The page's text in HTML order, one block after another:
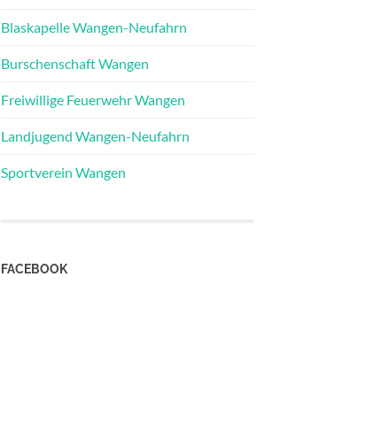
Blaskapelle Wangen-Neufahrn
Burschenschaft Wangen
Freiwillige Feuerwehr Wangen
Landjugend Wangen-Neufahrn
Sportverein Wangen
FACEBOOK